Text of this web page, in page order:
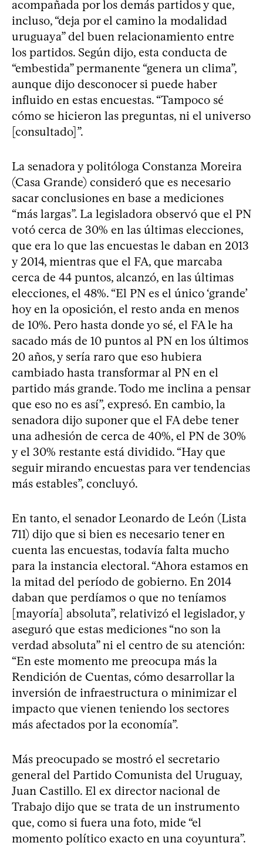
acompañada por los demás partidos y que,
incluso, “deja por el camino la modalidad
uruguaya” del buen relacionamiento entre
los partidos. Según dijo, esta conducta de
“embestida” permanente “genera un clima”,
aunque dijo desconocer si puede haber
influido en estas encuestas. “Tampoco sé
cómo se hicieron las preguntas, ni el universo
[consultado]”.
La senadora y politóloga Constanza Moreira
(Casa Grande) consideró que es necesario
sacar conclusiones en base a mediciones
“más largas”. La legisladora observó que el PN
votó cerca de 30% en las últimas elecciones,
que era lo que las encuestas le daban en 2013
y 2014, mientras que el FA, que marcaba
cerca de 44 puntos, alcanzó, en las últimas
elecciones, el 48%. “El PN es el único ‘grande’
hoy en la oposición, el resto anda en menos
de 10%. Pero hasta donde yo sé, el FA le ha
sacado más de 10 puntos al PN en los últimos
20 años, y sería raro que eso hubiera
cambiado hasta transformar al PN en el
partido más grande. Todo me inclina a pensar
que eso no es así”, expresó. En cambio, la
senadora dijo suponer que el FA debe tener
una adhesión de cerca de 40%, el PN de 30%
y el 30% restante está dividido. “Hay que
seguir mirando encuestas para ver tendencias
más estables”, concluyó.
En tanto, el senador Leonardo de León (Lista
711) dijo que si bien es necesario tener en
cuenta las encuestas, todavía falta mucho
para la instancia electoral. “Ahora estamos en
la mitad del período de gobierno. En 2014
daban que perdíamos o que no teníamos
[mayoría] absoluta”, relativizó el legislador, y
aseguró que estas mediciones “no son la
verdad absoluta” ni el centro de su atención:
“En este momento me preocupa más la
Rendición de Cuentas, cómo desarrollar la
inversión de infraestructura o minimizar el
impacto que vienen teniendo los sectores
más afectados por la economía”.
Más preocupado se mostró el secretario
general del Partido Comunista del Uruguay,
Juan Castillo. El ex director nacional de
Trabajo dijo que se trata de un instrumento
que, como si fuera una foto, mide “el
momento político exacto en una coyuntura”.